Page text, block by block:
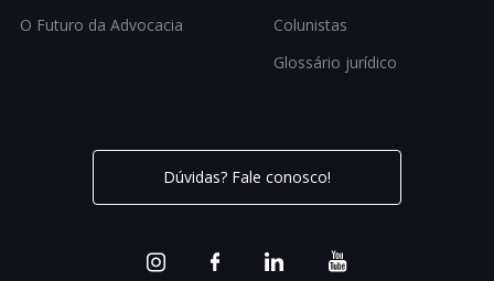
O Futuro da Advocacia
Colunistas
Glossário jurídico
Dúvidas? Fale conosco!